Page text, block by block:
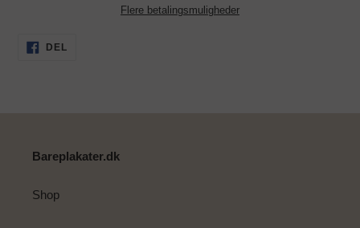
Flere betalingsmuligheder
Lægger
produkt
DEL
Bareplakater.dk
Shop